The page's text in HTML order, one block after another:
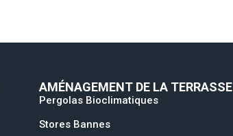
AMÉNAGEMENT DE LA TERRASSE
Pergolas Bioclimatiques
Stores Bannes